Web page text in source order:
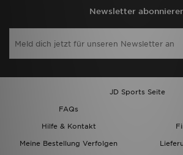
Newsletter
JD Sports Seite
FAQs
Hilfe & Kontakt
Meine Bestellung Verfolgen